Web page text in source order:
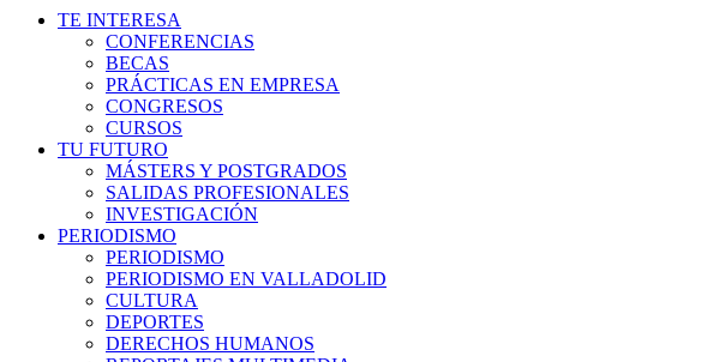
TE INTERESA
CONFERENCIAS
BECAS
PRÁCTICAS EN EMPRESA
CONGRESOS
CURSOS
TU FUTURO
MÁSTERS Y POSTGRADOS
SALIDAS PROFESIONALES
INVESTIGACIÓN
PERIODISMO
PERIODISMO
PERIODISMO EN VALLADOLID
CULTURA
DEPORTES
DERECHOS HUMANOS